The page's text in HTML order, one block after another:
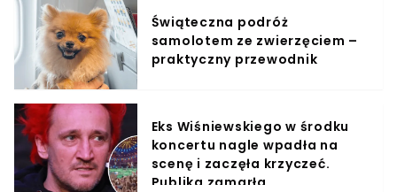
Świąteczna podróż
samolotem ze zwierzęciem –
praktyczny przewodnik
Eks Wiśniewskiego w środku
koncertu nagle wpadła na
scenę i zaczęła krzyczeć.
Publika zamarła